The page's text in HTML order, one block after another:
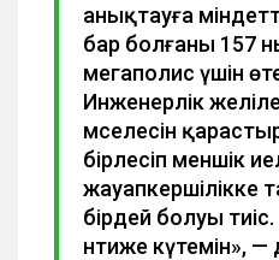
анықтауға
бар болғаны 157
мегаполис үшін
Инженерлік
мәселесін
бірлесіп меншік
жауапкершілікке
бірдей болуы
нәтиже күтемін»,